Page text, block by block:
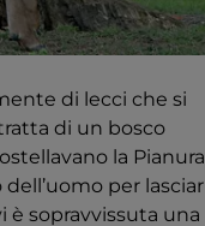
di lecci che si
di un bosco
la Pianura
per lasciar
è sopravvissuta una